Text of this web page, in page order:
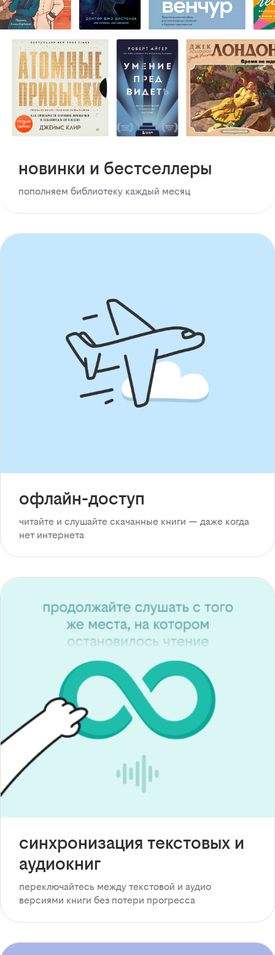
новинки и бестселлеры
пополняем библиотеку каждый месяц
офлайн-доступ
читайте и слушайте скачанные книги — даже когда
нет интернета
синхронизация текстовых и
аудиокниг
переключайтесь между текстовой и аудио
версиями книги без потери прогресса